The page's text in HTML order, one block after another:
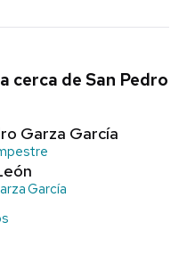
cerca de San Pedro
Garza García
García